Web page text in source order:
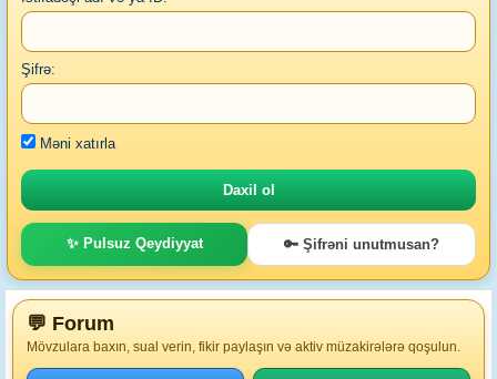
Şifrə:
Məni xatırla
✨ Pulsuz Qeydiyyat 🔑 Şifrəni unutmusan?
💬 Forum
Mövzulara baxın, sual verin, fikir paylaşın və aktiv müzakirələrə qoşulun.